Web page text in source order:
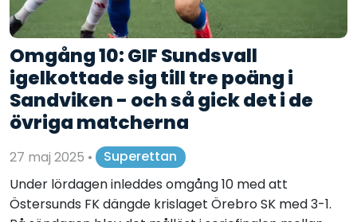
Omgång 10: GIF Sundsvall
igelkottade sig till tre poäng i
Sandviken - och så gick det i de
övriga matcherna
27 maj 2025 •
Superettan
Under lördagen inleddes omgång 10 med att
Östersunds FK dängde krislaget Örebro SK med 3-1.